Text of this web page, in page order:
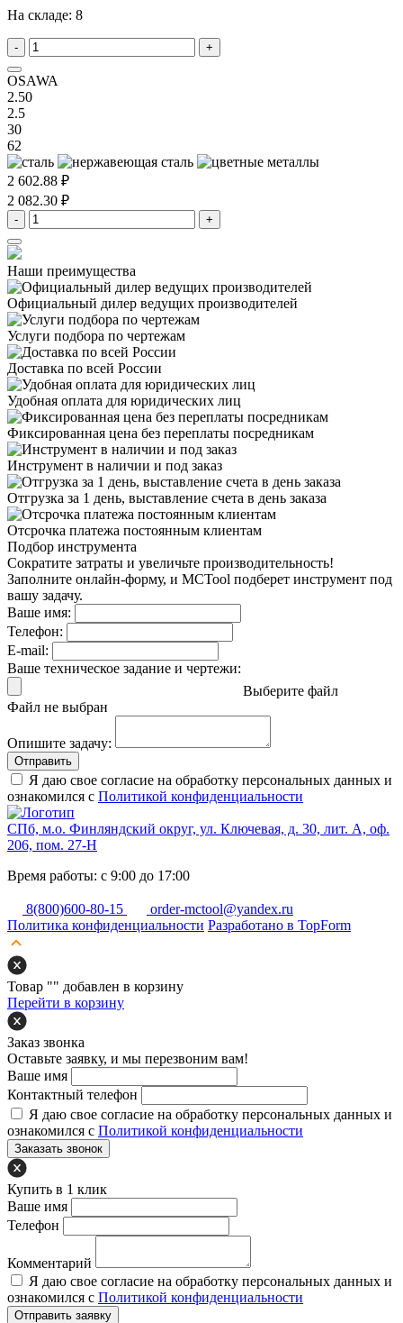
На складе: 8
- +
OSAWA
2.50
2.5
30
62
2 602.88 ₽
2 082.30 ₽
- +
Наши преимущества
Официальный дилер ведущих производителей
Услуги подбора по чертежам
Доставка по всей России
Удобная оплата для юридических лиц
Фиксированная цена без переплаты посредникам
Инструмент в наличии и под заказ
Отгрузка за 1 день, выставление счета в день заказа
Отсрочка платежа постоянным клиентам
Подбор инструмента
Сократите затраты и увеличьте производительность!
Заполните онлайн-форму, и MCTool подберет инструмент под
вашу задачу.
Ваше имя:
Телефон:
E-mail:
Ваше техническое задание и чертежи:
Выберите файл
Файл не выбран
Опишите задачу:
Отправить
Я даю свое согласие на обработку персональных данных и
ознакомился с Политикой конфиденциальности
СПб, м.о. Финляндский округ, ул. Ключевая, д. 30, лит. А, оф.
206, пом. 27-Н
Время работы: с 9:00 до 17:00
8(800)600-80-15
order-mctool@yandex.ru
Политика конфиденциальности Разработано в TopForm
Товар "" добавлен в корзину
Перейти в корзину
Заказ звонка
Оставьте заявку, и мы перезвоним вам!
Ваше имя
Контактный телефон
Я даю свое согласие на обработку персональных данных и
ознакомился с Политикой конфиденциальности
Заказать звонок
Купить в 1 клик
Ваше имя
Телефон
Комментарий
Я даю свое согласие на обработку персональных данных и
ознакомился с Политикой конфиденциальности
Отправить заявку